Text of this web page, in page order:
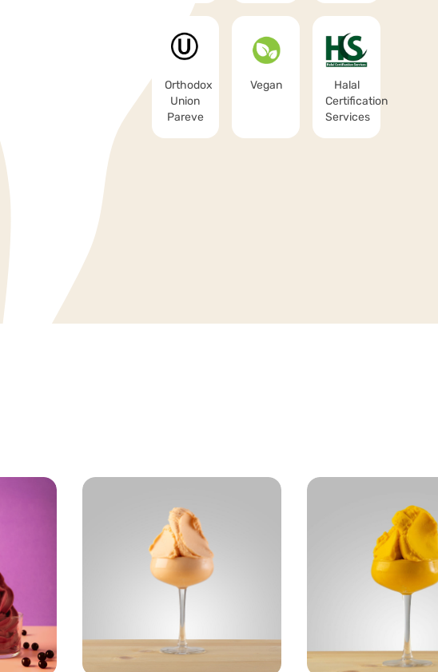
Orthodox
Union
Pareve
Vegan
Halal
Certification
Services